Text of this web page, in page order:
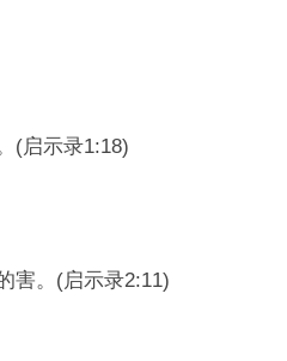
(启示录1:18)
害。(启示录2:11)